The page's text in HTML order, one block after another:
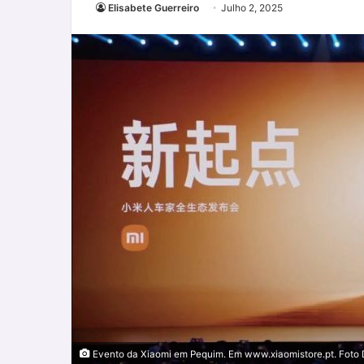
Elisabete Guerreiro Julho 2, 2025
Evento da Xiaomi em Pequim. Em www.xiaomistore.pt. Foto